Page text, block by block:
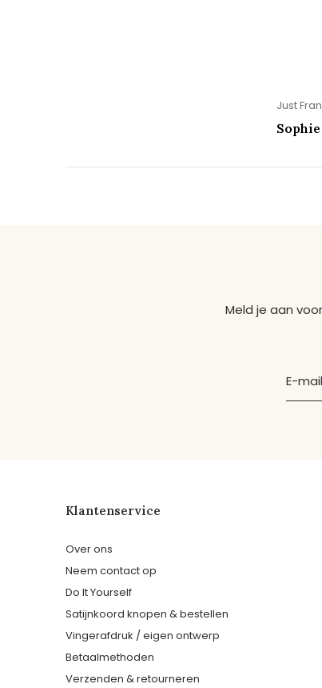
Just
Meld je aan
Klantenservice
Over ons
Neem contact op
Do It Yourself
Satijnkoord knopen & bestellen
Vingerafdruk / eigen ontwerp
Betaalmethoden
Verzenden & retourneren